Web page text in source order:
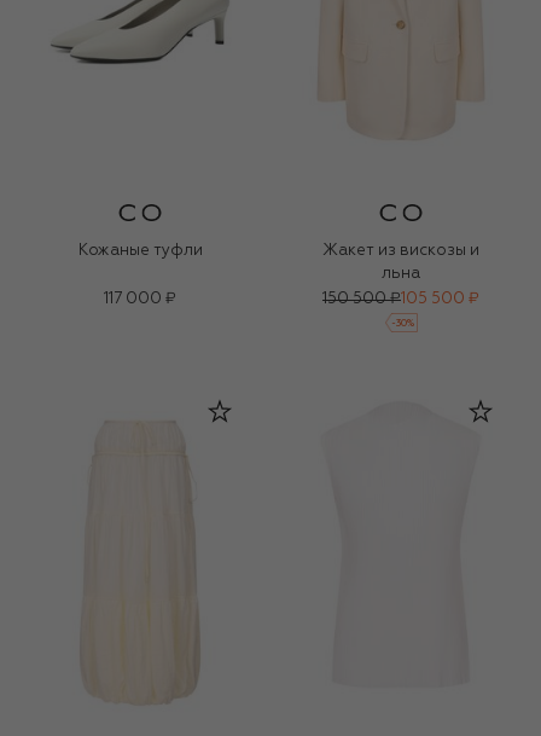
Кожаные туфли
117 000 ₽
Жакет из вискозы и
льна
150 500 ₽ 105 500 ₽
-30%